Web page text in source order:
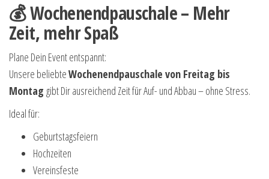
💰 Wochenendpauschale – Mehr
Zeit, mehr Spaß
Plane Dein Event entspannt:
Unsere beliebteWochenendpauschale von Freitag bis
Montag gibt Dir ausreichend Zeit für Auf- und Abbau – ohne Stress.
Ideal für:
Geburtstagsfeiern
Hochzeiten
Vereinsfeste